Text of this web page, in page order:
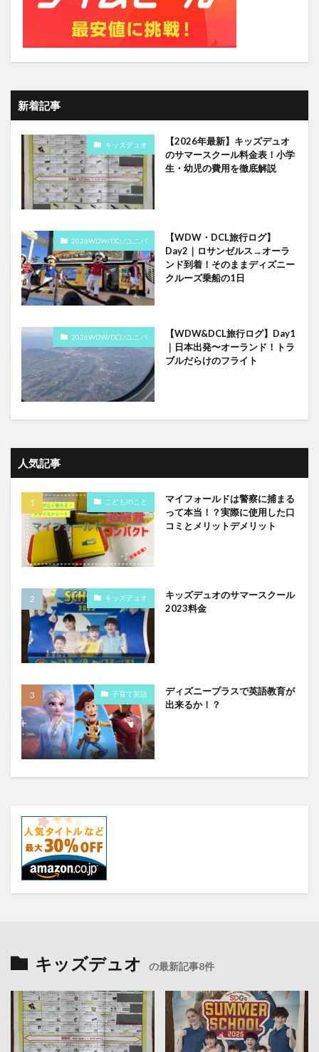
新着記事
キッズデュオ
【2026年最新】キッズデュオ
のサマースクール料金表！小学
生・幼児の費用を徹底解説
2026WDW/DCL/ユニバ
【WDW・DCL旅行ログ】
Day2｜ロサンゼルス→オーラ
ンド到着！そのままディズニー
クルーズ乗船の1日
2026WDW/DCL/ユニバ
【WDW&DCL旅行ログ】Day1
｜日本出発〜オーランド！トラ
ブルだらけのフライト
人気記事
こどものこと
マイフォールドは警察に捕まる
って本当！？実際に使用した口
コミとメリットデメリット
キッズデュオ
キッズデュオのサマースクール
2023料金
子育て英語
ディズニープラスで英語教育が
出来るか！？
キッズデュオ の最新記事8件